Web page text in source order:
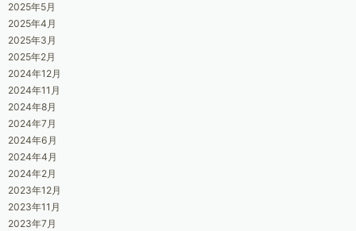
2025年5月
2025年4月
2025年3月
2025年2月
2024年12月
2024年11月
2024年8月
2024年7月
2024年6月
2024年4月
2024年2月
2023年12月
2023年11月
2023年7月